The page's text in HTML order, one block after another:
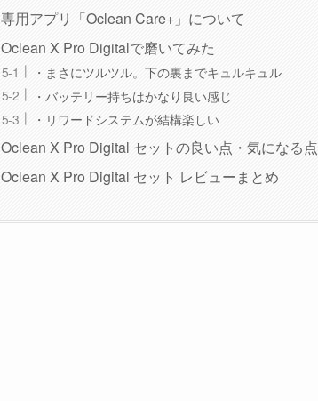
専用アプリ「Oclean Care+」について
Oclean X Pro Digitalで磨いてみた
・まさにツルツル。下の裏までキュルキュル
・バッテリー持ちはかなり良い感じ
・リワードシステムが結構楽しい
Oclean X Pro Digital セットの良い点・気になる点
Oclean X Pro Digital セット レビューまとめ